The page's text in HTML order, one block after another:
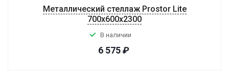
Металлический стеллаж Prostor Lite
700x600x2300
В наличии
6 575₽